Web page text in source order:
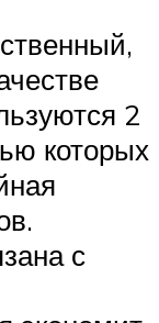
2
которых
с